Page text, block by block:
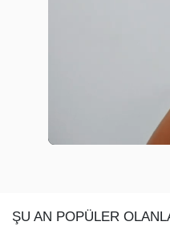
ŞU AN POPÜLER